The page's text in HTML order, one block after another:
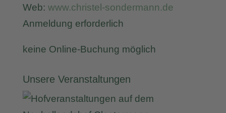
Web: www.christel-sondermann.de
Anmeldung erforderlich
keine Online-Buchung möglich
Unsere Veranstaltungen